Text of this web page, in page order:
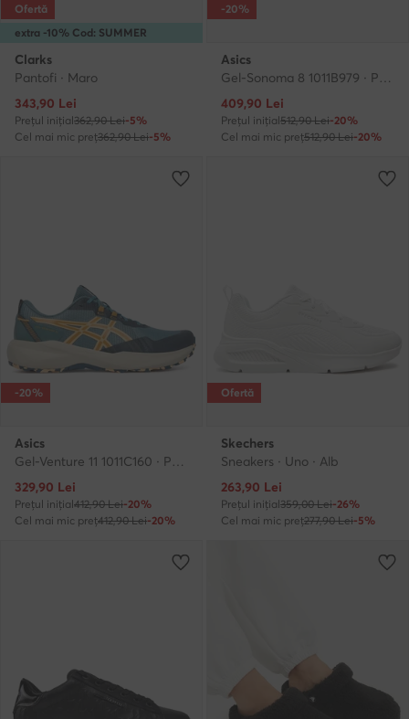
extra -10% Cod: SUMMER
Ofertă
Clarks
Pantofi · Maro
Prețul actual
343,90 Lei
Prețul inițial362,90 Lei-5%
Cel mai mic preț362,90 Lei-5%
-20%
Asics
Gel-Sonoma 8 1011B979 · Pantofi pentru alergare
Prețul actual
409,90 Lei
Prețul inițial512,90 Lei-20%
Cel mai mic preț512,90 Lei-20%
-20%
Asics
Prețul actual
329,90 Lei
Prețul inițial412,90 Lei-20%
Cel mai mic preț412,90 Lei-20%
Ofertă
Skechers
Sneakers · Uno · Alb
Prețul actual
263,90 Lei
Prețul inițial359,00 Lei-26%
Cel mai mic preț277,90 Lei-5%